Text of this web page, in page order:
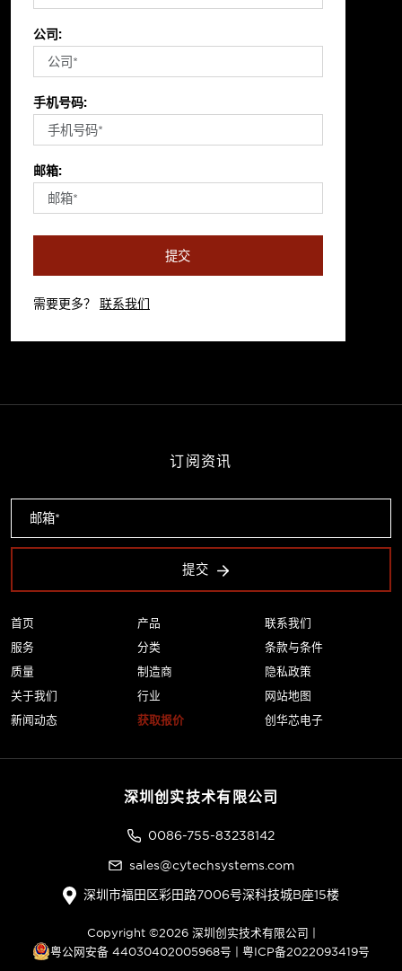
公司:
手机号码:
邮箱:
提交
需要更多？ 联系我们
首页
服务
质量
关于我们
新闻动态
产品
分类
制造商
行业
获取报价
联系我们
条款与条件
隐私政策
网站地图
创华芯电子
订阅资讯
提交
深圳创实技术有限公司
0086-755-83238142
sales@cytechsystems.com
深圳市福田区彩田路7006号深科技城B座15楼
Copyright ©2026 深圳创实技术有限公司 |
粤公网安备 44030402005968号
粤ICP备2022093419号